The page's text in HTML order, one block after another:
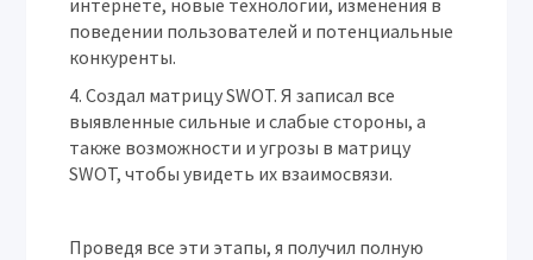
интернете, новые технологии, изменения в
поведении пользователей и потенциальные
конкуренты.
Создал матрицу SWOT. Я записал все
выявленные сильные и слабые стороны, а
также возможности и угрозы в матрицу
SWOT, чтобы увидеть их взаимосвязи.
Проведя все эти этапы, я получил полную